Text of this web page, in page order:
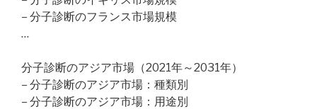
– 分子診断のフランス市場規模
…
分子診断のアジア市場（2021年～2031年）
– 分子診断のアジア市場：種類別
– 分子診断のアジア市場：用途別